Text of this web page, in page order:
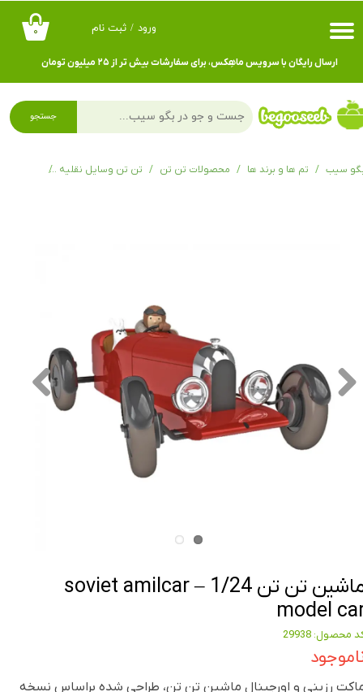
۰ ورود / ثبت نام
حساب کاربری من
تغییر گذر واژه
سفارشات
ارسال رایگان با سرویس ماهِکس، برای سفارشات بیش تر از ۲۵ میلیون تومان
جستجو
سیب تم ها و برند ها محصولات تن تن تن تن وسایل نقلیه
ماشین تن تن soviet amilcar – 1/24
model
محصول: 29938
رزینی و اورجینال ماشین تن تن، طراحی شده براساس نسخه